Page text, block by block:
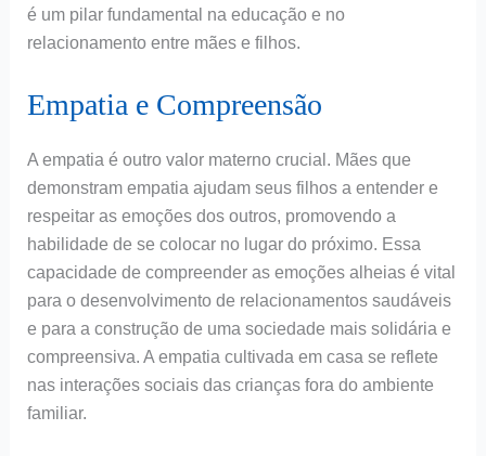
é um pilar fundamental na educação e no
relacionamento entre mães e filhos.
Empatia e Compreensão
A empatia é outro valor materno crucial. Mães que
demonstram empatia ajudam seus filhos a entender e
respeitar as emoções dos outros, promovendo a
habilidade de se colocar no lugar do próximo. Essa
capacidade de compreender as emoções alheias é vital
para o desenvolvimento de relacionamentos saudáveis
e para a construção de uma sociedade mais solidária e
compreensiva. A empatia cultivada em casa se reflete
nas interações sociais das crianças fora do ambiente
familiar.